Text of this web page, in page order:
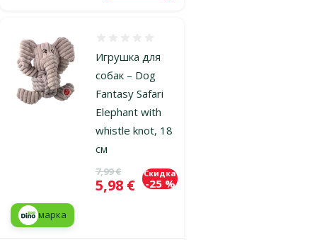
Игрушка для
собак – Dog
Fantasy Safari
Elephant with
whistle knot, 18
см
Исходная цена
7,99 €
Цена
5,98 €
Скидка
-25 %
марка